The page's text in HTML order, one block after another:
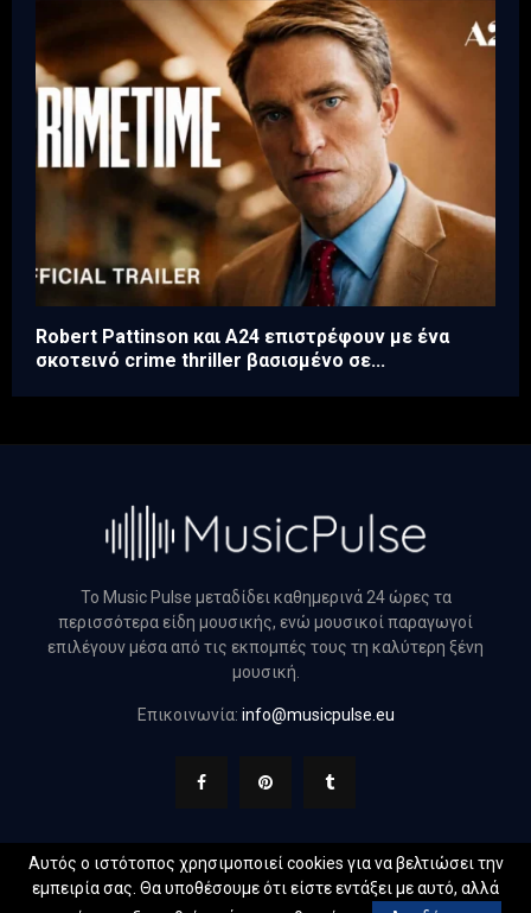
Robert Pattinson και A24 επιστρέφουν με ένα
σκοτεινό crime thriller βασισμένο σε...
Το Music Pulse μεταδίδει καθημερινά 24 ώρες τα
περισσότερα είδη μουσικής, ενώ μουσικοί παραγωγοί
επιλέγουν μέσα από τις εκπομπές τους τη καλύτερη ξένη
μουσική.
Επικοινωνία: info@musicpulse.eu
@2022 - musicpulse.eu. All Right Reserved. Designed and
Αυτός ο ιστότοπος χρησιμοποιεί cookies για να βελτιώσει την
εμπειρία σας. Θα υποθέσουμε ότι είστε εντάξει με αυτό, αλλά